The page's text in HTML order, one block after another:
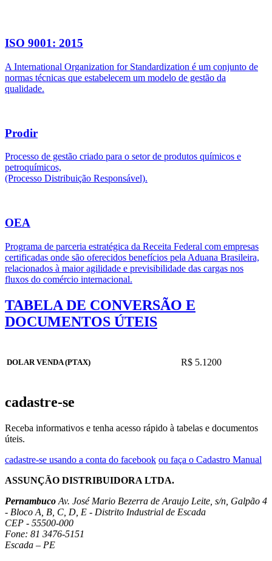
ISO 9001: 2015
A International Organization for Standardization é um conjunto de
normas técnicas que estabelecem um modelo de gestão da
qualidade.
Prodir
Processo de gestão criado para o setor de produtos químicos e
petroquímicos,
(Processo Distribuição Responsável).
OEA
Programa de parceria estratégica da Receita Federal com empresas
certificadas onde são oferecidos benefícios pela Aduana Brasileira,
relacionados à maior agilidade e previsibilidade das cargas nos
fluxos do comércio internacional.
TABELA DE CONVERSÃO E
DOCUMENTOS ÚTEIS
DOLAR VENDA (PTAX) R$ 5.1200
cadastre-se
Receba informativos e tenha acesso rápido à tabelas e documentos
úteis.
cadastre-se usando a conta do facebook ou faça o Cadastro Manual
ASSUNÇÃO DISTRIBUIDORA LTDA.
Pernambuco Av. José Mario Bezerra de Araujo Leite, s/n, Galpão 4
- Bloco A, B, C, D, E - Distrito Industrial de Escada
CEP - 55500-000
Fone: 81 3476-5151
Escada – PE